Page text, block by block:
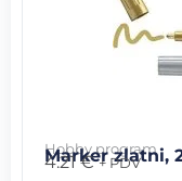
Hobby program
Marker zlatni,
4.21€ + PDV